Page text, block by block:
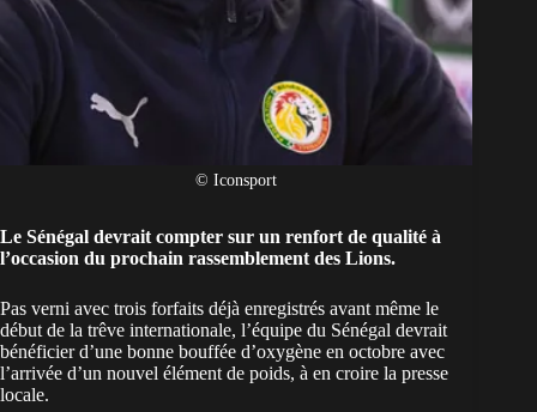
© Iconsport
Le Sénégal devrait compter sur un renfort de qualité à
l’occasion du prochain rassemblement des Lions.
Pas verni avec trois forfaits déjà enregistrés avant même le
début de la trêve internationale, l’équipe du Sénégal devrait
bénéficier d’une bonne bouffée d’oxygène en octobre avec
l’arrivée d’un nouvel élément de poids, à en croire la presse
locale.